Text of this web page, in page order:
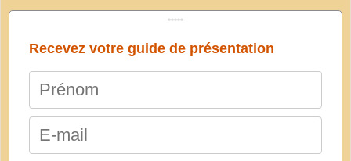
*****
Recevez votre guide de présentation